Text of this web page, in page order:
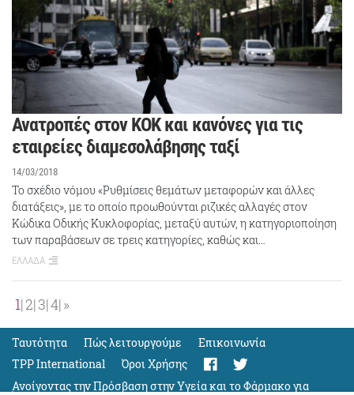
Ανατροπές στον ΚΟΚ και κανόνες για τις
εταιρείες διαμεσολάβησης ταξί
14/03/2018
Το σχέδιο νόμου «Ρυθμίσεις θεμάτων μεταφορών και άλλες
διατάξεις», με το οποίο προωθούνται ριζικές αλλαγές στον
Κώδικα Οδικής Κυκλοφορίας, μεταξύ αυτών, η κατηγοριοποίηση
των παραβάσεων σε τρεις κατηγορίες, καθώς και…
ΕΛΛΑΔΑ
1 2 3 4 »
Ταυτότητα Πώς λειτουργούμε
Eπικοινωνία
TPP International
Όροι Χρήσης
Ανοίγοντας την Πρόσβαση στην Υγεία και το Φάρμακο για